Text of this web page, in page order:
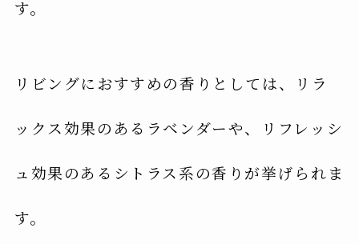
す。
リビングにおすすめの香りとしては、リラ
ックス効果のあるラベンダーや、リフレッシ
ュ効果のあるシトラス系の香りが挙げられま
す。